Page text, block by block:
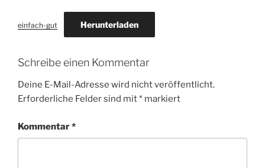
einfach-gut Herunterladen
Schreibe einen Kommentar
Deine E-Mail-Adresse wird nicht veröffentlicht.
Erforderliche Felder sind mit* markiert
Kommentar*